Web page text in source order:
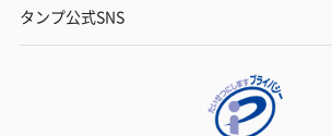
タンプ公式SNS